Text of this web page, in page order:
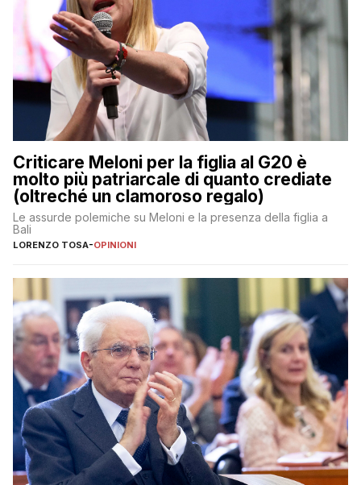
Criticare Meloni per la figlia al G20 è
molto più patriarcale di quanto crediate
(oltreché un clamoroso regalo)
Le assurde polemiche su Meloni e la presenza della figlia a
Bali
LORENZO TOSA-OPINIONI